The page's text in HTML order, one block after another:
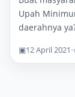
Upah
daerahnya
▣12 April 2021•